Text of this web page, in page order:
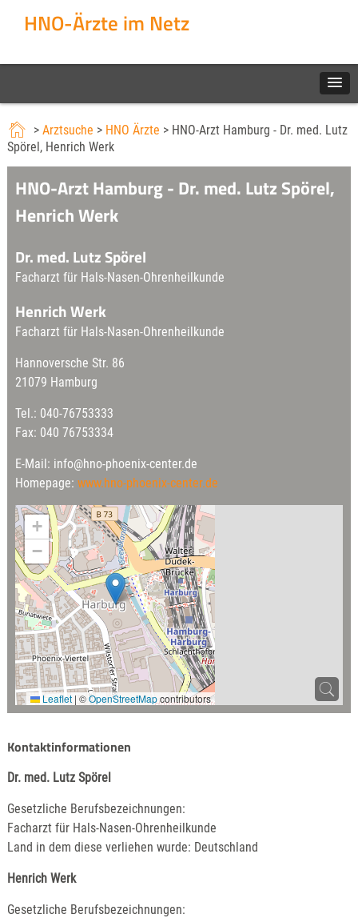
HNO-Ärzte im Netz
> Arztsuche > HNO Ärzte > HNO-Arzt Hamburg - Dr. med. Lutz
Spörel, Henrich Werk
HNO-Arzt Hamburg - Dr. med. Lutz Spörel,
Henrich Werk
Dr. med. Lutz Spörel
Facharzt für Hals-Nasen-Ohrenheilkunde
Henrich Werk
Facharzt für Hals-Nasen-Ohrenheilkunde
Hannoversche Str. 86
21079 Hamburg
Tel.: 040-76753333
Fax: 040 76753334
E-Mail: info@hno-phoenix-center.de
Homepage: www.hno-phoenix-center.de
+
−
Leaflet | ©OpenStreetMapcontributors
Kontaktinformationen
Dr. med. Lutz Spörel
Gesetzliche Berufsbezeichnungen:
Facharzt für Hals-Nasen-Ohrenheilkunde
Land in dem diese verliehen wurde: Deutschland
Henrich Werk
Gesetzliche Berufsbezeichnungen: